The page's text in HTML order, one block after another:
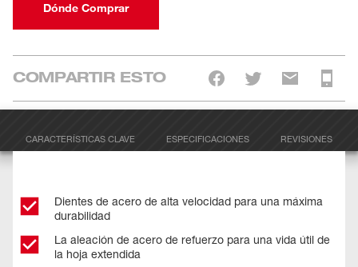
Dónde Comprar
COMPARTIR ESTO
CARACTERÍSTICAS CLAVE ESPECIFICACIONES REVISIONES
Dientes de acero de alta velocidad para una máxima
durabilidad
La aleación de acero de refuerzo para una vida útil de
la hoja extendida